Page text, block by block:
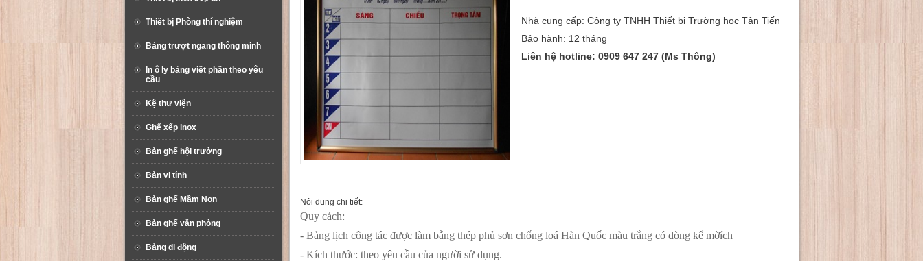
Thiết bị Phòng thí nghiệm
Bảng trượt ngang thông minh
In ô ly bảng viết phấn theo yêu
cầu
Kệ thư viện
Ghế xếp inox
Bàn ghế hội trường
Bàn vi tính
Bàn ghế Mầm Non
Bàn ghế văn phòng
Bảng di động
Nhà cung cấp: Công ty TNHH Thiết bị Trường học Tân Tiến
Bảo hành: 12 tháng
Liên hệ hotline: 0909 647 247 (Ms Thông)
Nội dung chi tiết:
Quy cách:
- Bảng lịch công tác được làm bằng thép phủ sơn chống loá Hàn Quốc màu trắng có dòng kể mờích
- Kích thước: theo yêu cầu của người sử dụng.